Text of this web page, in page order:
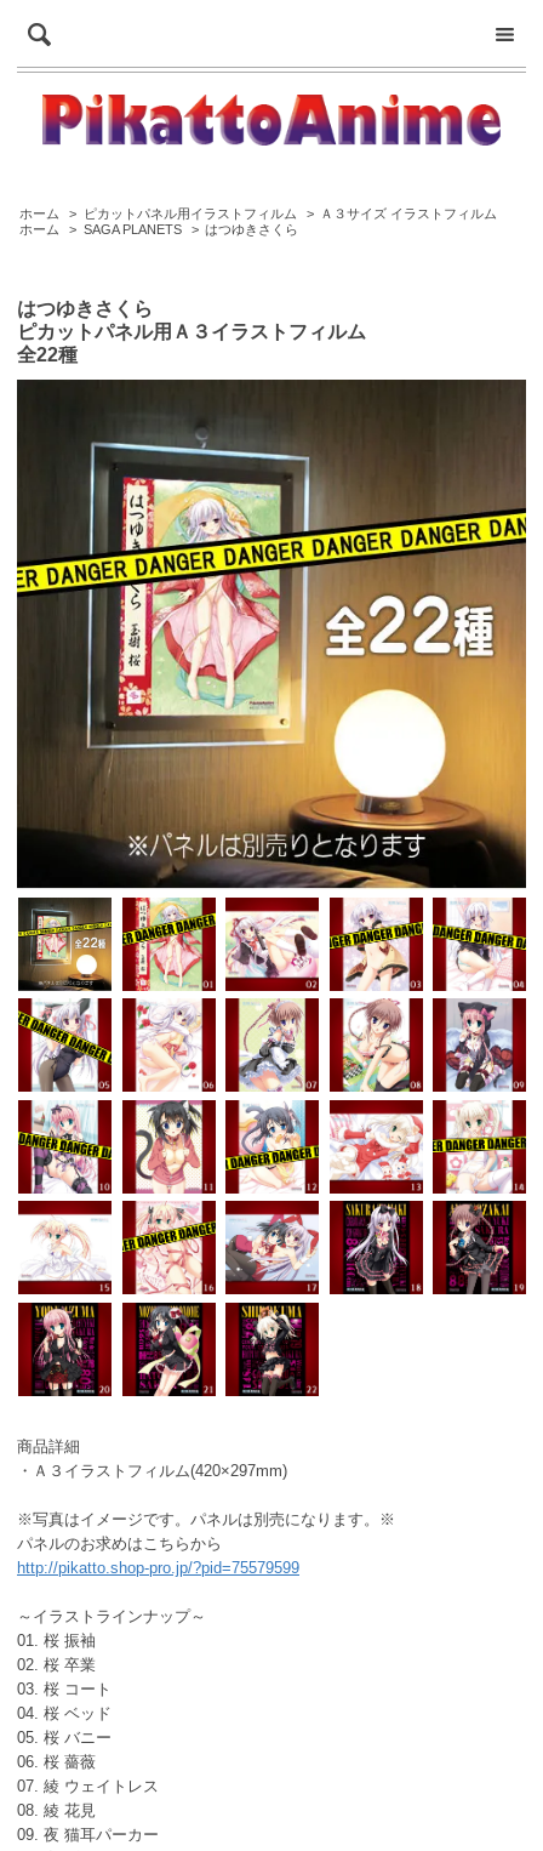
ホーム > ピカットパネル用イラストフィルム >
Ａ３サイズ イラストフィルム
ホーム
> SAGA PLANETS > はつゆきさくら
はつゆきさくら
ピカットパネル用Ａ３イラストフィルム
全22種
商品詳細
・Ａ３イラストフィルム(420×297mm)
※写真はイメージです。パネルは別売になります。※
パネルのお求めはこちらから
http://pikatto.shop-pro.jp/?pid=75579599
～イラストラインナップ～
01. 桜 振袖
02. 桜 卒業
03. 桜 コート
04. 桜 ベッド
05. 桜 バニー
06. 桜 薔薇
07. 綾 ウェイトレス
08. 綾 花見
09. 夜 猫耳パーカー